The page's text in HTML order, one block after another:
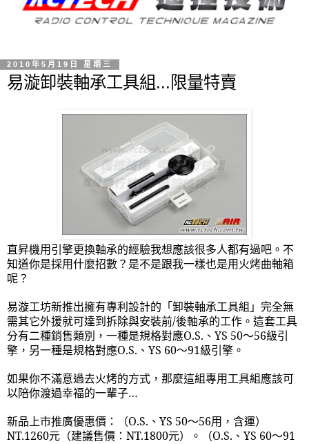
2010年5月19日 星期三
易漩卸裝軸承工具組...限量特賣
直昇機用引擎更換軸承的經驗我想應該很多人都有過吧。不
知道你是採用什麼招數？是不是跟我一樣也是用火烤曲軸箱
呢？
易漩工坊新推出擁有專利設計的「卸裝軸承工具組」完全無
需其它外援就可達到拆除與安裝前/後軸承的工作。這套工具
分有二種銷售類別，一種是規格對應O.S. 、 YS 50～56級引
擎，另一種是規格對應O.S. 、 YS 60～91級引擎。
如果你不滿意過去火烤的方式，那麼這組專用工具組應該可
以陪你渡過幸福的一輩子…
新品上市推廣優惠價：（O.S. 、 YS 50～56用，含運）
NT.1260元（建議售價： NT.1800元）。（O.S. 、 YS 60～91